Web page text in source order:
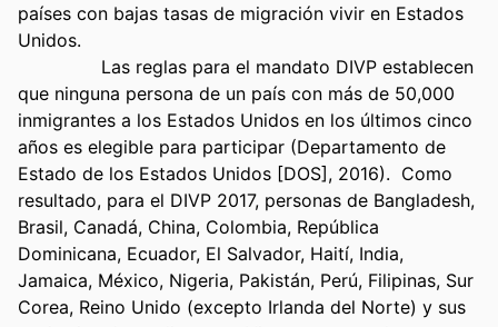
países con bajas tasas de migración vivir en Estados
Unidos.
Las reglas para el mandato DIVP establecen
que ninguna persona de un país con más de 50,000
inmigrantes a los Estados Unidos en los últimos cinco
años es elegible para participar (Departamento de
Estado de los Estados Unidos [DOS], 2016).  Como
resultado, para el DIVP 2017, personas de Bangladesh,
Brasil, Canadá, China, Colombia, República
Dominicana, Ecuador, El Salvador, Haití, India,
Jamaica, México, Nigeria, Pakistán, Perú, Filipinas, Sur
Corea, Reino Unido (excepto Irlanda del Norte) y sus